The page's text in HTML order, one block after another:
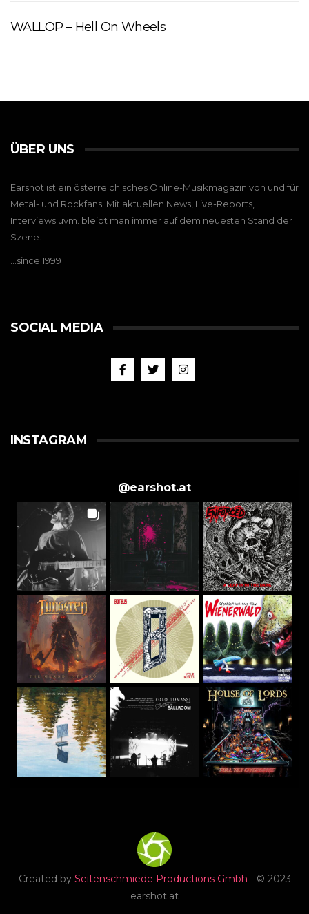
WALLOP – Hell On Wheels
ÜBER UNS
Earshot ist ein österreichisches Online-Musikmagazin von und für
Metal- und Rockfans. Mit aktuellen News, Live-Reports,
Interviews uvm. bleibt man immer auf dem neuesten Stand der
Szene.
…since 1999
SOCIAL MEDIA
INSTAGRAM
@earshot.at
Created by Seitenschmiede Productions Gmbh - © 2023
earshot.at